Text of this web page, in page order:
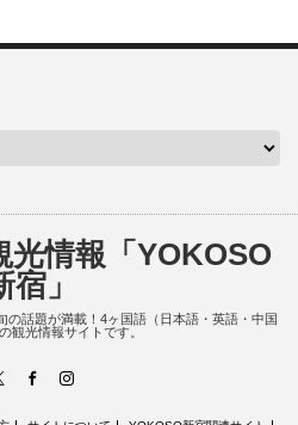
情報「YOKOSO
宿」
の話題が満載！4ヶ国語（日本語・英語・中国
観光情報サイトです。
Facebook